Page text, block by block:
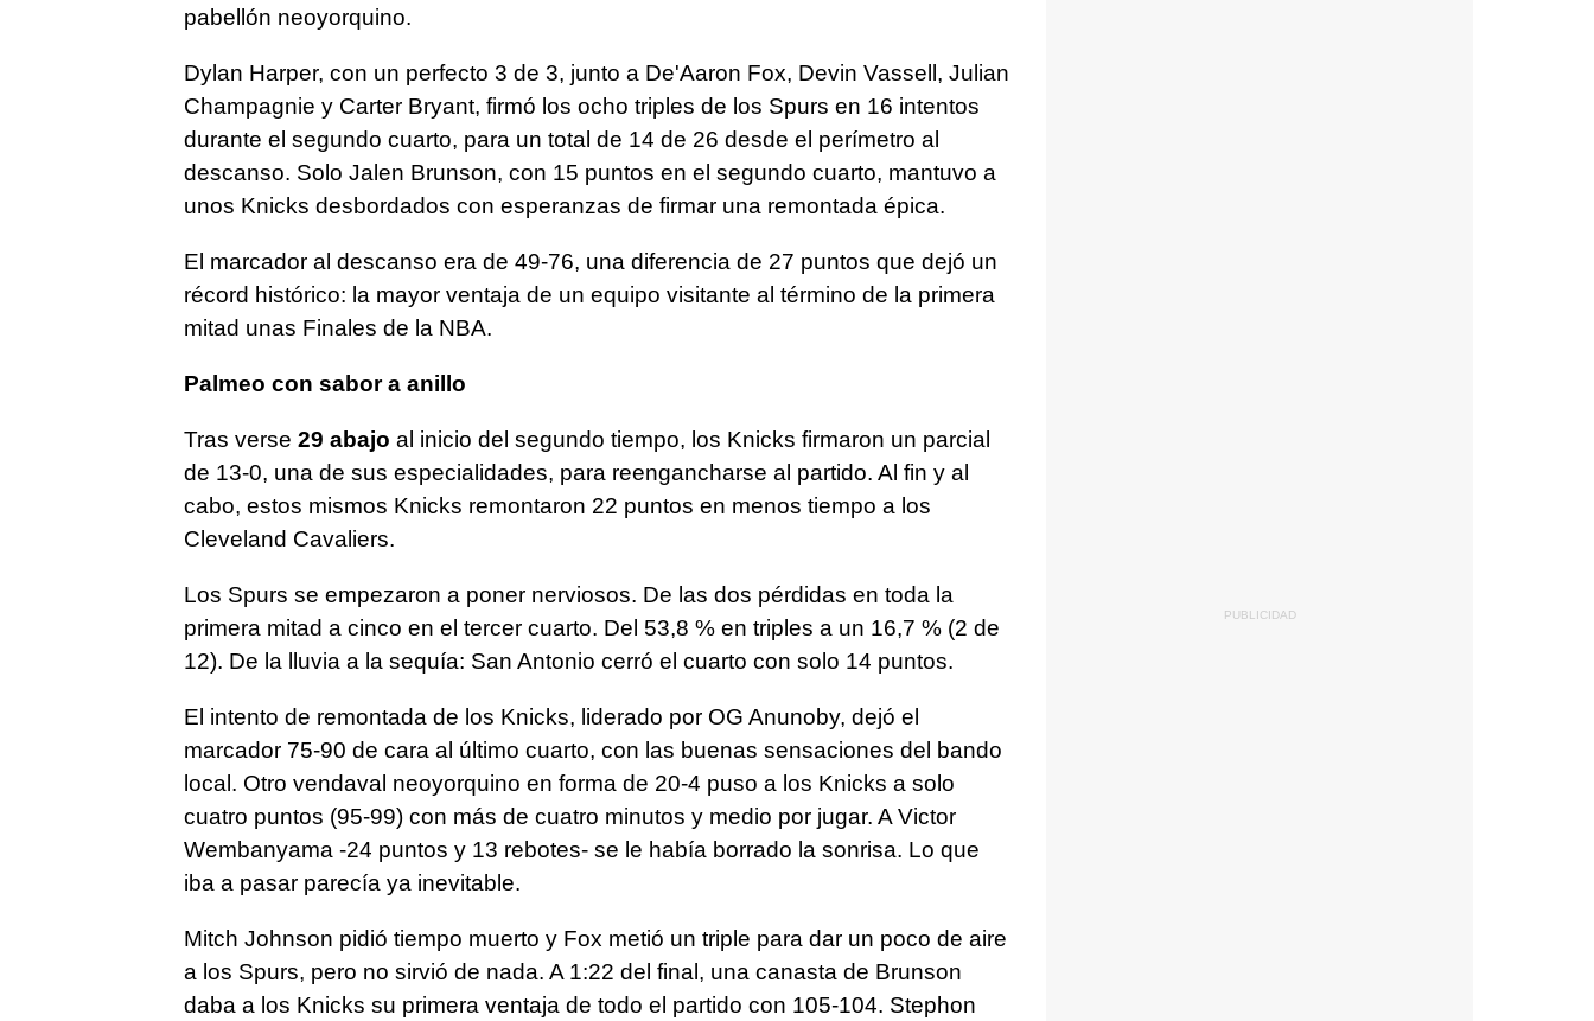
pabellón neoyorquino.
Dylan Harper, con un perfecto 3 de 3, junto a De'Aaron Fox, Devin Vassell, Julian
Champagnie y Carter Bryant, firmó los ocho triples de los Spurs en 16 intentos
durante el segundo cuarto, para un total de 14 de 26 desde el perímetro al
descanso. Solo Jalen Brunson, con 15 puntos en el segundo cuarto, mantuvo a
unos Knicks desbordados con esperanzas de firmar una remontada épica.
El marcador al descanso era de 49-76, una diferencia de 27 puntos que dejó un
récord histórico: la mayor ventaja de un equipo visitante al término de la primera
mitad unas Finales de la NBA.
Palmeo con sabor a anillo
Tras verse 29 abajo al inicio del segundo tiempo, los Knicks firmaron un parcial
de 13-0, una de sus especialidades, para reengancharse al partido. Al fin y al
cabo, estos mismos Knicks remontaron 22 puntos en menos tiempo a los
Cleveland Cavaliers.
Los Spurs se empezaron a poner nerviosos. De las dos pérdidas en toda la
primera mitad a cinco en el tercer cuarto. Del 53,8 % en triples a un 16,7 % (2 de
12). De la lluvia a la sequía: San Antonio cerró el cuarto con solo 14 puntos.
El intento de remontada de los Knicks, liderado por OG Anunoby, dejó el
marcador 75-90 de cara al último cuarto, con las buenas sensaciones del bando
local. Otro vendaval neoyorquino en forma de 20-4 puso a los Knicks a solo
cuatro puntos (95-99) con más de cuatro minutos y medio por jugar. A Victor
Wembanyama -24 puntos y 13 rebotes- se le había borrado la sonrisa. Lo que
iba a pasar parecía ya inevitable.
Mitch Johnson pidió tiempo muerto y Fox metió un triple para dar un poco de aire
a los Spurs, pero no sirvió de nada. A 1:22 del final, una canasta de Brunson
daba a los Knicks su primera ventaja de todo el partido con 105-104. Stephon